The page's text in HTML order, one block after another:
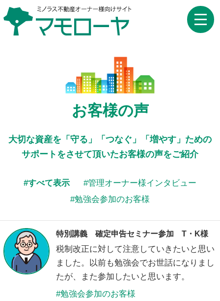
toggle
お客様の声
大切な資産を「守る」「つなぐ」「増やす」ための
サポートをさせて頂いたお客様の声をご紹介
すべて表示
管理オーナー様インタビュー
勉強会参加のお客様
特別講義 確定申告セミナー参加 T・K様
税制改正に対して注意していきたいと思い
ました。以前も勉強会でお世話になりまし
たが、また参加したいと思います。
勉強会参加のお客様